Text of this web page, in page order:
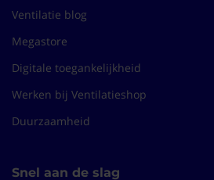
08-02-2024
(10/10)
"Werkt super"
Zeer goed materiaal
Ventilatie blog
Megastore
Digitale toegankelijkheid
Werken bij Ventilatieshop
Duurzaamheid
Snel aan de slag